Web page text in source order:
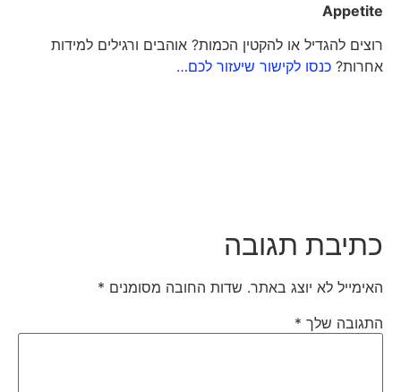
Appetite
רוצים להגדיל או להקטין הכמות? אוהבים ורגילים למידות
אחרות?כנסו לקישור שיעזור לכם…
כתיבת תגובה
האימייל לא יוצג באתר. שדות החובה מסומנים*
התגובה שלך*